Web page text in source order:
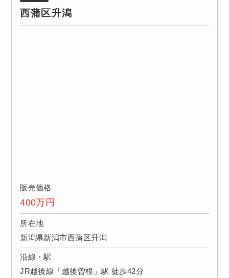
西蒲区升潟
販売価格
400万円
所在地
新潟県新潟市西蒲区升潟
沿線・駅
JR越後線「越後曽根」駅 徒歩42分